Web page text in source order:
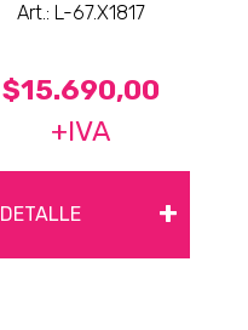
Art.: L-67.X1817
$15.690,00
+IVA
DETALLE +